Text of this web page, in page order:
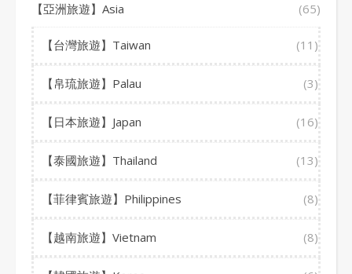
【亞洲旅遊】Asia (65)
【台灣旅遊】Taiwan (11)
【帛琉旅遊】Palau (3)
【日本旅遊】Japan (16)
【泰國旅遊】Thailand (13)
【菲律賓旅遊】Philippines (8)
【越南旅遊】Vietnam (8)